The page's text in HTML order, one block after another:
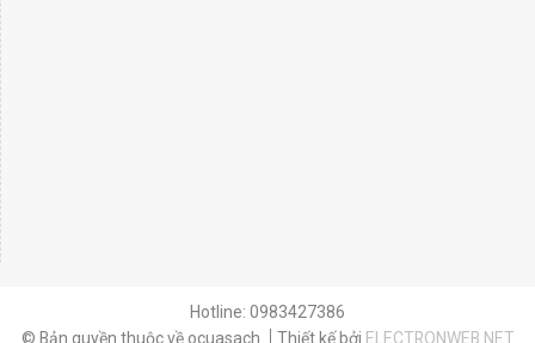
Hotline: 0983427386
© Bản quyền thuộc về ocuasach
Thiết kế bởi ELECTRONWEB.NET